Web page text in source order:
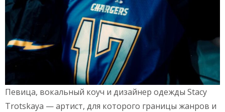
Певица, вокальный коуч и дизайнер одежды Stacy
Trotskaya — артист, для которого границы жанров и